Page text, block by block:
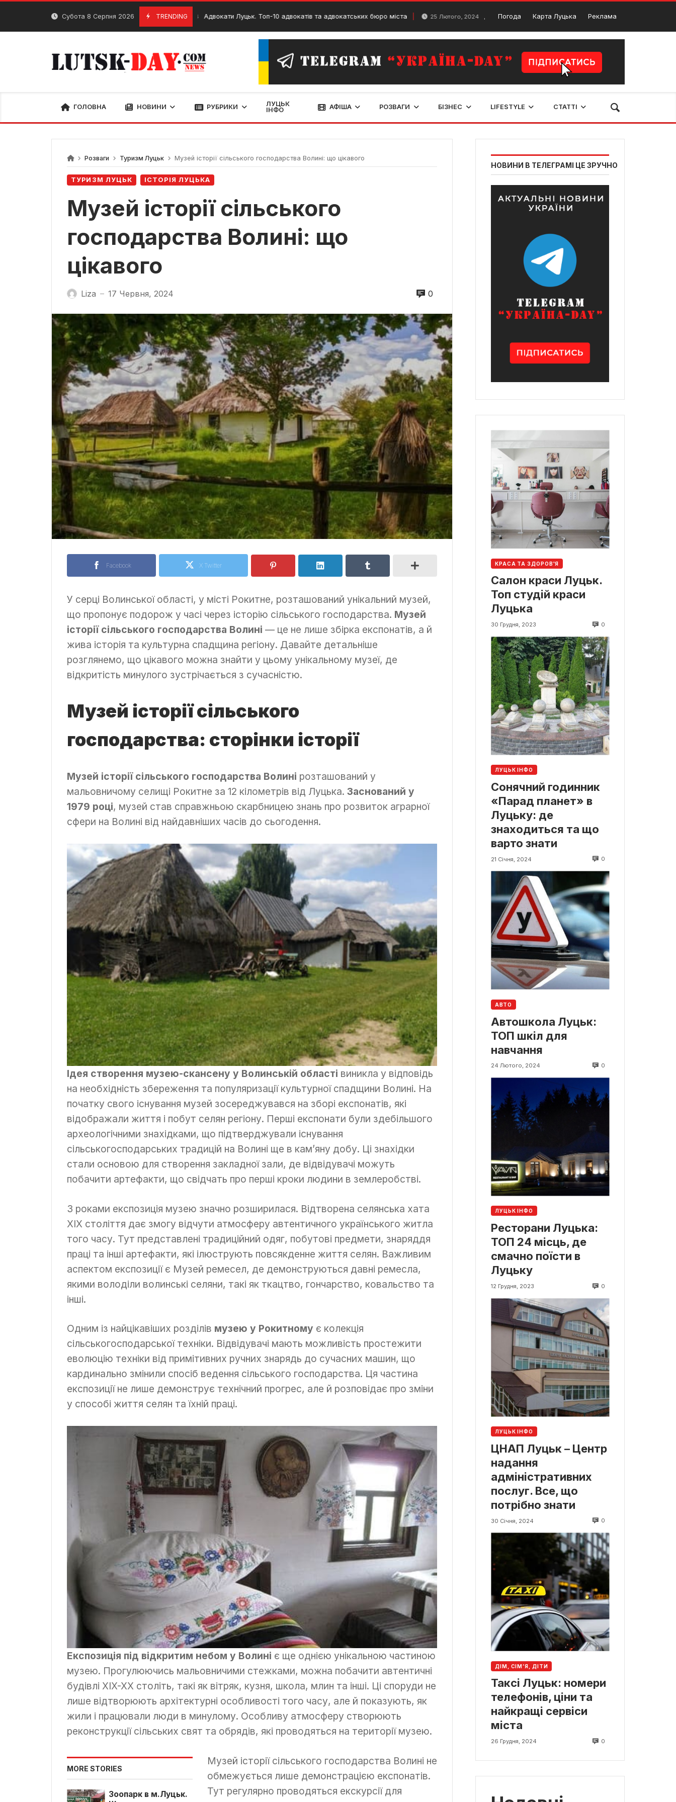
Skip
Субота 8 Серпня 2026 TRENDING
11 Січня, 2024 Адвокати Луцьк. Топ-10 адвокатів та адвокатських бюро міста 25 Лютого, 2024 ДБР провели обшуки в управлінні Нацполіції на Волині
Погода Карта Луцька Реклама
ГОЛОВНА НОВИНИ РУБРИКИ
ЛУЦЬК
ІНФО
АФІША РОЗВАГИ БІЗНЕС LIFESTYLE СТАТТІ
Розваги Туризм Луцьк Музей історії сільського господарства Волині: що цікавого
ТУРИЗМ ЛУЦЬК ІСТОРІЯ ЛУЦЬКА
Музей історії сільського
господарства Волині: що
цікавого
Liza — 17 Червня, 2024 0
Facebook X Twitter
У серці Волинської області, у місті Рокитне, розташований унікальний музей,
що пропонує подорож у часі через історію сільського господарства. Музей
історії сільського господарства Волині — це не лише збірка експонатів, а й
жива історія та культурна спадщина регіону. Давайте детальніше
розглянемо, що цікавого можна знайти у цьому унікальному музеї, де
відкритість минулого зустрічається з сучасністю.
Музей історії сільського
господарства: сторінки історії
Музей історії сільського господарства Волині розташований у
мальовничому селищі Рокитне за 12 кілометрів від Луцька. Заснований у
1979 році, музей став справжньою скарбницею знань про розвиток аграрної
сфери на Волині від найдавніших часів до сьогодення.
Ідея створення музею-скансену у Волинській області виникла у відповідь
на необхідність збереження та популяризації культурної спадщини Волині. На
початку свого існування музей зосереджувався на зборі експонатів, які
відображали життя і побут селян регіону. Перші експонати були здебільшого
археологічними знахідками, що підтверджували існування
сільськогосподарських традицій на Волині ще в кам’яну добу. Ці знахідки
стали основою для створення закладної зали, де відвідувачі можуть
побачити артефакти, що свідчать про перші кроки людини в землеробстві.
З роками експозиція музею значно розширилася. Відтворена селянська хата
XIX століття дає змогу відчути атмосферу автентичного українського житла
того часу. Тут представлені традиційний одяг, побутові предмети, знаряддя
праці та інші артефакти, які ілюструють повсякденне життя селян. Важливим
аспектом експозиції є Музей ремесел, де демонструються давні ремесла,
якими володіли волинські селяни, такі як ткацтво, гончарство, ковальство та
інші.
Одним із найцікавіших розділів музею у Рокитному є колекція
сільськогосподарської техніки. Відвідувачі мають можливість простежити
еволюцію техніки від примітивних ручних знарядь до сучасних машин, що
кардинально змінили спосіб ведення сільського господарства. Ця частина
експозиції не лише демонструє технічний прогрес, але й розповідає про зміни
у способі життя селян та їхній праці.
Експозиція під відкритим небом у Волині є ще однією унікальною частиною
музею. Прогулюючись мальовничими стежками, можна побачити автентичні
будівлі XIX-XX століть, такі як вітряк, кузня, школа, млин та інші. Ці споруди не
лише відтворюють архітектурні особливості того часу, але й показують, як
жили і працювали люди в минулому. Особливу атмосферу створюють
реконструкції сільських свят та обрядів, які проводяться на території музею.
MORE STORIES
Зоопарк в м.Луцьк.
Музей історії сільського господарства Волині не
обмежується лише демонстрацією експонатів.
Тут регулярно проводяться екскурсії для
НОВИНИ В ТЕЛЕГРАМІ ЦЕ ЗРУЧНО
КРАСА ТА ЗДОРОВ'Я
Салон краси Луцьк.
Топ студій краси
Луцька
30 Грудня, 2023 0
ЛУЦЬК ІНФО
Сонячний годинник
«Парад планет» в
Луцьку: де
знаходиться та що
варто знати
21 Січня, 2024 0
АВТО
Автошкола Луцьк:
ТОП шкіл для
навчання
24 Лютого, 2024 0
ЛУЦЬК ІНФО
Ресторани Луцька:
ТОП 24 місць, де
смачно поїсти в
Луцьку
12 Грудня, 2023 0
ЛУЦЬК ІНФО
ЦНАП Луцьк – Центр
надання
адміністративних
послуг. Все, що
потрібно знати
30 Січня, 2024 0
ДІМ, СІМ’Я, ДІТИ
Таксі Луцьк: номери
телефонів, ціни та
найкращі сервіси
міста
26 Грудня, 2024 0